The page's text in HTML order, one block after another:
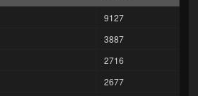
9127
3887
2716
2677